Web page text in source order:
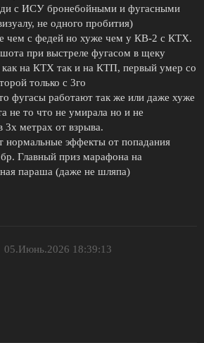
с ИСУ бронебойными и фугасными
не одного пробития)
чем с федей но хуже чем у КВ-2 с КТХ.
при выстреле фугасом в щеку
на КТХ так и на КТП, первый умер со
только с 3го
фугасы работают так же или даже хуже
не то что не умирала но и не
3х метрах от взрыва.
нормальные эффекты от попадания
Главный приз марафона на
параша (даже не шляпа)
05.Июнь.2026 18:39:13